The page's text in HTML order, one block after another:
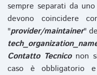
sempre separati da
devono coincidere
"provider/maintainer"
Contatto Tecniconon
caso è obbligatorio